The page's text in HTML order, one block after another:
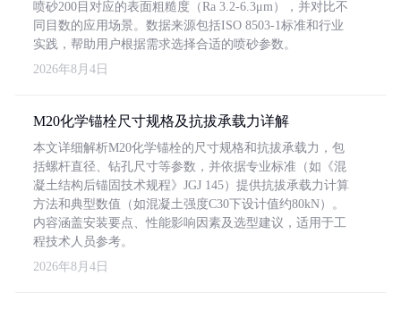
喷砂200目对应的表面粗糙度（Ra 3.2-6.3μm），并对比不
同目数的应用场景。数据来源包括ISO 8503-1标准和行业
实践，帮助用户根据需求选择合适的喷砂参数。
2026年8月4日
M20化学锚栓尺寸规格及抗拔承载力详解
本文详细解析M20化学锚栓的尺寸规格和抗拔承载力，包
括螺杆直径、钻孔尺寸等参数，并依据专业标准（如《混
凝土结构后锚固技术规程》JGJ 145）提供抗拔承载力计算
方法和典型数值（如混凝土强度C30下设计值约80kN）。
内容涵盖安装要点、性能影响因素及选型建议，适用于工
程技术人员参考。
2026年8月4日